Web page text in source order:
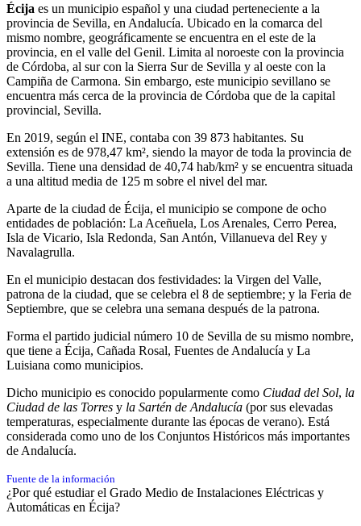
Écija es un municipio español y una ciudad perteneciente a la
provincia de Sevilla, en Andalucía. Ubicado en la comarca del
mismo nombre,​ geográficamente se encuentra en el este de la
provincia, en el valle del Genil. Limita al noroeste con la provincia
de Córdoba, al sur con la Sierra Sur de Sevilla y al oeste con la
Campiña de Carmona. Sin embargo, este municipio sevillano se
encuentra más cerca de la provincia de Córdoba que de la capital
provincial, Sevilla.
En 2019, según el INE, contaba con 39 873 habitantes.​ Su
extensión es de 978,47 km², siendo la mayor de toda la provincia de
Sevilla.​ Tiene una densidad de 40,74 hab/km² y se encuentra situada
a una altitud media de 125 m sobre el nivel del mar.
Aparte de la ciudad de Écija, el municipio se compone de ocho
entidades de población: La Aceñuela, Los Arenales, Cerro Perea,
Isla de Vicario, Isla Redonda, San Antón, Villanueva del Rey y
Navalagrulla.​
En el municipio destacan dos festividades: la Virgen del Valle,
patrona de la ciudad, que se celebra el 8 de septiembre; y la Feria de
Septiembre, que se celebra una semana después de la patrona.
Forma el partido judicial número 10 de Sevilla de su mismo nombre,
que tiene a Écija, Cañada Rosal, Fuentes de Andalucía y La
Luisiana como municipios.​
Dicho municipio es conocido popularmente como Ciudad del Sol, la
Ciudad de las Torres y la Sartén de Andalucía (por sus elevadas
temperaturas, especialmente durante las épocas de verano). Está
considerada como uno de los Conjuntos Históricos más importantes
de Andalucía.
Fuente de la información
¿Por qué estudiar el Grado Medio de Instalaciones Eléctricas y
Automáticas en Écija?